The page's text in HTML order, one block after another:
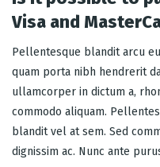
Visa and
Pellentesque blandit arcu
quam porta nibh hendrerit
ullamcorper in dictum a,
commodo aliquam.
blandit vel at sem. Sed
dignissim ac. Nunc ante